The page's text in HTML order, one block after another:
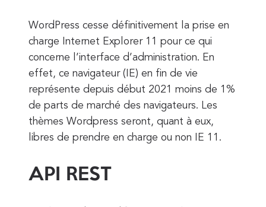
WordPress cesse définitivement la prise en
charge Internet Explorer 11 pour ce qui
concerne l’interface d’administration. En
effet, ce navigateur (IE) en fin de vie
représente depuis début 2021 moins de 1%
de parts de marché des navigateurs. Les
thèmes Wordpress seront, quant à eux,
libres de prendre en charge ou non IE 11.
API REST